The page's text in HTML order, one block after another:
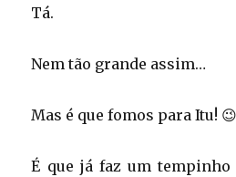
Tá.
Nem tão grande assim…
Mas é que fomos para Itu! 😉
É que já faz um tempinho